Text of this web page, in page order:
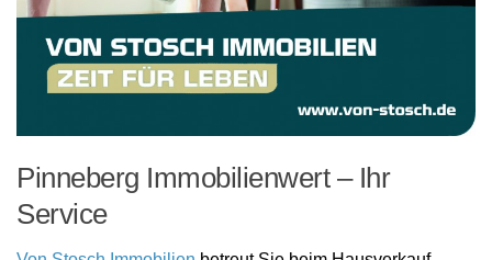
Pinneberg Immobilienwert – Ihr
Service